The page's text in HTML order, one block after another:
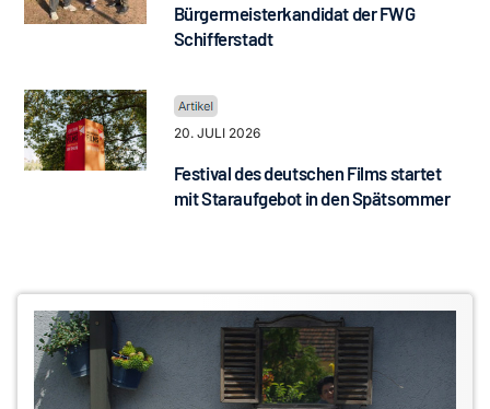
Bürgermeisterkandidat der FWG
Schifferstadt
20. JULI 2026
Festival des deutschen Films startet
mit Staraufgebot in den Spätsommer